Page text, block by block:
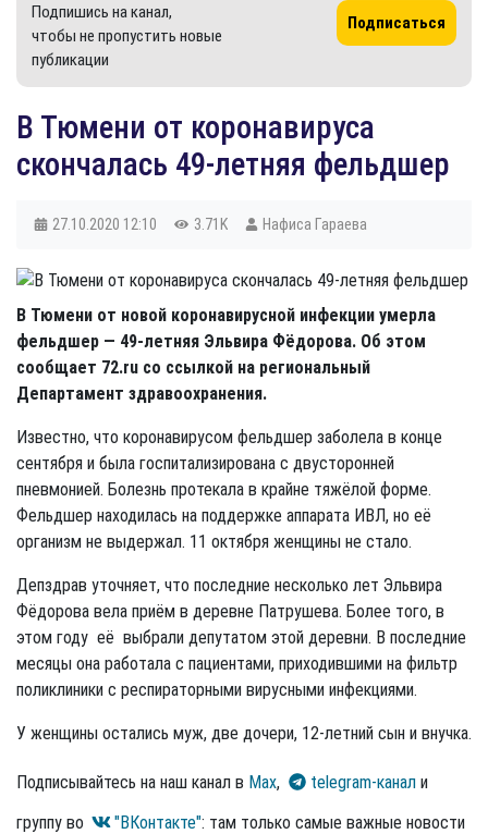
Подпишись на канал,
чтобы не пропустить новые
публикации
Подписаться
В Тюмени от коронавируса
скончалась 49-летняя фельдшер
27.10.2020 12:10 3.71K Нафиса Гараева
В Тюмени от новой коронавирусной инфекции умерла
фельдшер — 49-летняя Эльвира Фёдорова. Об этом
сообщает 72.ru со ссылкой на региональный
Департамент здравоохранения.
Известно, что коронавирусом фельдшер заболела в конце
сентября и была госпитализирована с двусторонней
пневмонией. Болезнь протекала в крайне тяжёлой форме.
Фельдшер находилась на поддержке аппарата ИВЛ, но её
организм не выдержал. 11 октября женщины не стало.
Депздрав уточняет, что последние несколько лет Эльвира
Фёдорова вела приём в деревне Патрушева. Более того, в
этом году её выбрали депутатом этой деревни. В последние
месяцы она работала с пациентами, приходившими на фильтр
поликлиники с респираторными вирусными инфекциями.
У женщины остались муж, две дочери, 12-летний сын и внучка.
Подписывайтесь на наш канал в Max, telegram-канал и
группу во
"ВКонтакте": там только самые важные новости